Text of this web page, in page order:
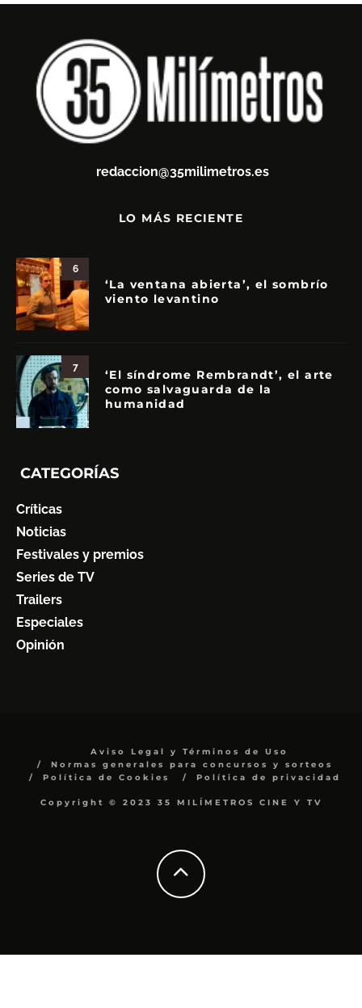
redaccion@35milimetros.es
LO MÁS RECIENTE
6
‘La ventana abierta’, el sombrío
viento levantino
7
‘El síndrome Rembrandt’, el arte
como salvaguarda de la
humanidad
CATEGORÍAS
Críticas
Noticias
Festivales y premios
Series de TV
Trailers
Especiales
Opinión
Aviso Legal y Términos de Uso
Normas generales para concursos y sorteos
Política de Cookies
Política de privacidad
Copyright © 2023 35 MILÍMETROS CINE Y TV